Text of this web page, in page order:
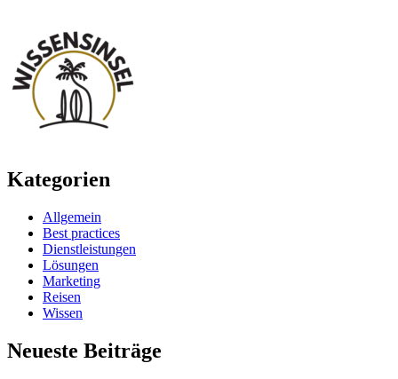
Kategorien
Allgemein
Best practices
Dienstleistungen
Lösungen
Marketing
Reisen
Wissen
Neueste Beiträge